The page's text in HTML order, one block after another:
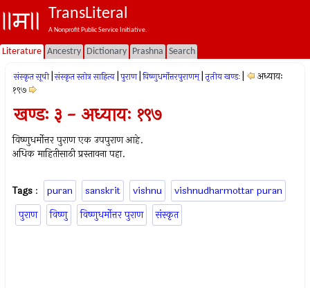
TransLiteral
A Nonprofit Public Service Initiative.
Literature Ancestry Dictionary Prashna Search
संस्कृत सूची संस्कृत स्तोत्र साहित्य पुराण विष्णुधर्मोत्तरपुराणम् तृतीय खण्डः
अध्यायः
१९७
खण्डः ३ - अध्यायः १९७
विष्णुधर्मोत्तर पुराण एक उपपुराण आहे.
अधिक माहितीसाठी प्रस्तावना पहा.
Tags : puran sanskrit vishnu
vishnudharmottar puran
पुराण
विष्णु विष्णुधर्मोत्तर पुराण संस्कृत